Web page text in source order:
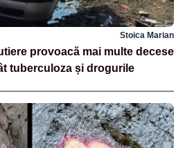
Stoica Marian
provoacă mai multe decese
tuberculoza și drogurile